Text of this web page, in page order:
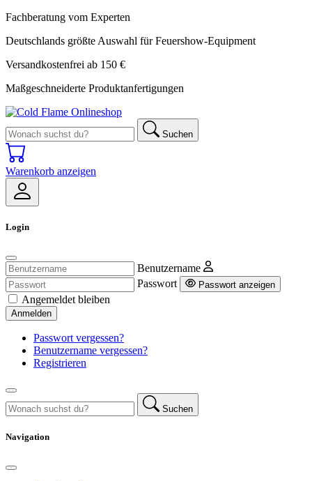
Fachberatung vom Experten
Deutschlands größte Auswahl für Feuershow-Equipment
Versandkostenfrei ab 150 €
Maßgeschneiderte Produktanfertigungen
Suchen
Warenkorb anzeigen
Login
Benutzername
Passwort
Passwort anzeigen
Angemeldet bleiben
Anmelden
Passwort vergessen?
Benutzername vergessen?
Registrieren
Suchen
Navigation